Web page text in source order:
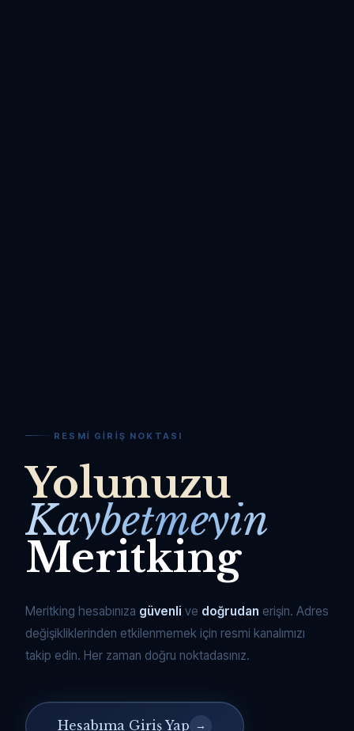
RESMI GIRIŞ NOKTASI
Yolunuzu
Kaybetmeyin
Meritking
Meritking hesabınıza güvenli ve doğrudan erişin. Adres
değişikliklerinden etkilenmemek için resmi kanalımızı
takip edin. Her zaman doğru noktadasınız.
Hesabıma Giriş Yap →